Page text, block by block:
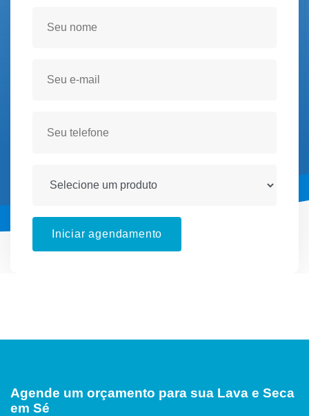
Iniciar agendamento
Agende um orçamento para sua Lava e Seca
em Sé